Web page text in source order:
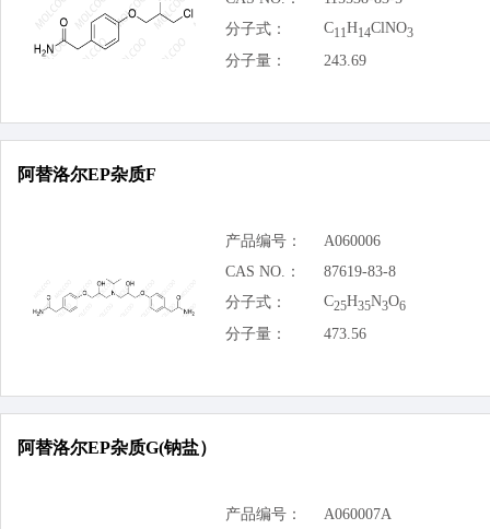
分子式：
C11H14ClNO3
分子量： 243.69
阿替洛尔EP杂质F
产品编号：
A060006
CAS NO.：
87619-83-8
分子式：
C25H35N3O6
分子量： 473.56
阿替洛尔EP杂质G(钠盐）
产品编号：
A060007A